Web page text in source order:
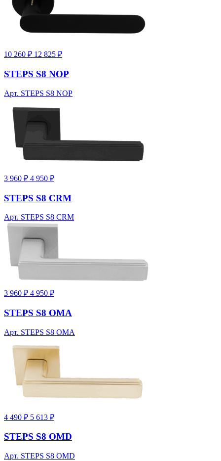
10 260 ₽ 12 825 ₽
STEPS S8 NOP
Арт. STEPS S8 NOP
3 960 ₽ 4 950 ₽
STEPS S8 CRM
Арт. STEPS S8 CRM
3 960 ₽ 4 950 ₽
STEPS S8 OMA
Арт. STEPS S8 OMA
4 490 ₽ 5 613 ₽
STEPS S8 OMD
Арт. STEPS S8 OMD